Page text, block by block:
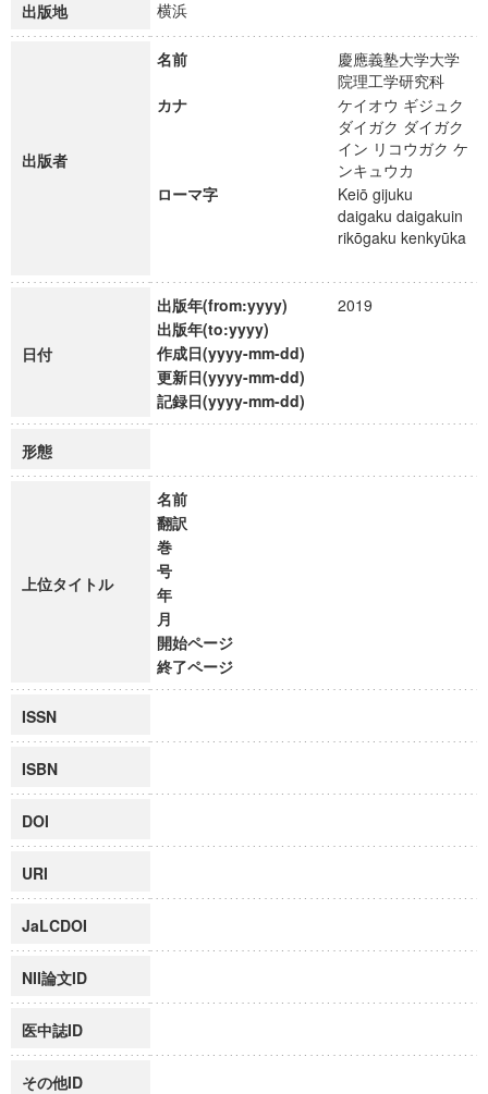
出版地 横浜
出版者
名前
慶應義塾大学大学
院理工学研究科
カナ
ケイオウ ギジュク
ダイガク ダイガク
イン リコウガク ケ
ンキュウカ
ローマ字
Keiō gijuku
daigaku daigakuin
rikōgaku kenkyūka
日付
出版年(from:yyyy)
2019
出版年(to:yyyy)
作成日(yyyy-mm-dd)
更新日(yyyy-mm-dd)
記録日(yyyy-mm-dd)
形態
上位タイトル
名前
翻訳
巻
号
年
月
開始ページ
終了ページ
ISSN
ISBN
DOI
URI
JaLCDOI
NII論文ID
医中誌ID
その他ID